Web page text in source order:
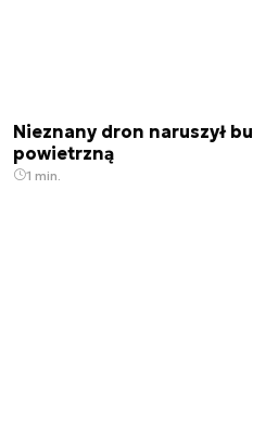
Nieznany dron naruszył
powietrzną
1 min.